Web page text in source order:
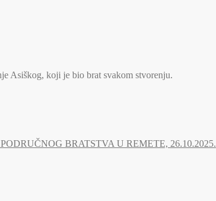
Asiškog, koji je bio brat svakom stvorenju.
BRATSTVA U REMETE, 26.10.2025.